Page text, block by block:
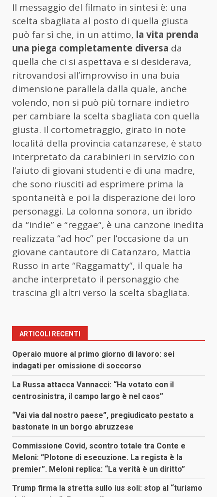
Il messaggio del filmato in sintesi è: una
scelta sbagliata al posto di quella giusta
può far sì che, in un attimo, la vita prenda
una piega completamente diversa da
quella che ci si aspettava e si desiderava,
ritrovandosi all’improvviso in una buia
dimensione parallela dalla quale, anche
volendo, non si può più tornare indietro
per cambiare la scelta sbagliata con quella
giusta. Il cortometraggio, girato in note
località della provincia catanzarese, è stato
interpretato da carabinieri in servizio con
l’aiuto di giovani studenti e di una madre,
che sono riusciti ad esprimere prima la
spontaneità e poi la disperazione dei loro
personaggi. La colonna sonora, un ibrido
da “indie” e “reggae”, è una canzone inedita
realizzata “ad hoc” per l’occasione da un
giovane cantautore di Catanzaro, Mattia
Russo in arte “Raggamatty”, il quale ha
anche interpretato il personaggio che
trascina gli altri verso la scelta sbagliata.
ARTICOLI RECENTI
Operaio muore al primo giorno di lavoro: sei
indagati per omissione di soccorso
La Russa attacca Vannacci: “Ha votato con il
centrosinistra, il campo largo è nel caos”
“Vai via dal nostro paese”, pregiudicato pestato a
bastonate in un borgo abruzzese
Commissione Covid, scontro totale tra Conte e
Meloni: “Plotone di esecuzione. La regista è la
premier”. Meloni replica: “La verità è un diritto”
Trump firma la stretta sullo ius soli: stop al “turismo